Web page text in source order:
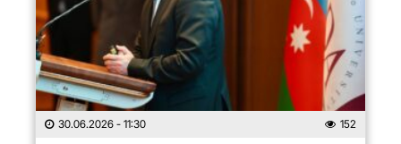
30.06.2026 - 11:30 152